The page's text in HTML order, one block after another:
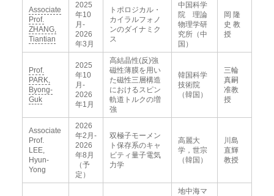
Associate
Prof.
ZHANG,
Tiantian
2025
年10
月-
2026
年3月
トポロジカル・
カイラルフォノ
ンのダイナミク
ス
中国科学
院 理論
物理学研
究所（中
国）
岡 隆
史 教
授
Prof.
PARK,
Byong-
Guk
2025
年10
月-
2026
年1月
高結晶性(反)強
磁性薄膜を用い
た磁性三層構造
におけるスピン
軌道トルクの増
強
韓国科学
技術院
（韓国）
三輪
真嗣
准教
授
Associate
Prof.
LEE,
Hyun-
Yong
2026
年2月-
2026
年8月
（予
定）
双極子モーメン
ト保存系のキャ
ビティ量子電気
力学
高麗大
学，世宗
（韓国）
川島
直輝
教授
地中海マ